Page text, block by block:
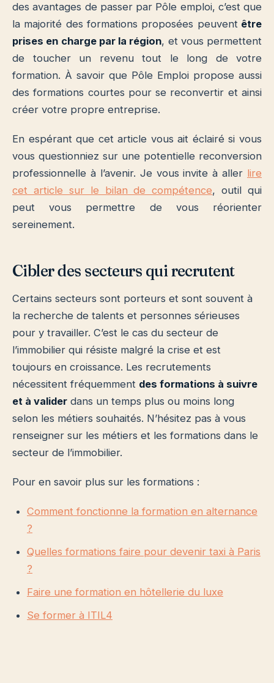
des avantages de passer par Pôle emploi, c’est que
la majorité des formations proposées peuventêtre
prises en charge par la région, et vous permettent
de toucher un revenu tout le long de votre
formation. À savoir que Pôle Emploi propose aussi
des formations courtes pour se reconvertir et ainsi
créer votre propre entreprise.
En espérant que cet article vous ait éclairé si vous
vous questionniez sur une potentielle reconversion
professionnelle à l’avenir. Je vous invite à aller lire
cet article sur le bilan de compétence, outil qui
peut vous permettre de vous réorienter
sereinement.
Cibler des secteurs qui recrutent
Certains secteurs sont porteurs et sont souvent à
la recherche de talents et personnes sérieuses
pour y travailler. C’est le cas du secteur de
l’immobilier qui résiste malgré la crise et est
toujours en croissance. Les recrutements
nécessitent fréquemment des formations à suivre
et à valider dans un temps plus ou moins long
selon les métiers souhaités. N’hésitez pas à vous
renseigner sur les métiers et les formations dans le
secteur de l’immobilier.
Pour en savoir plus sur les formations :
Comment fonctionne la formation en alternance
?
Quelles formations faire pour devenir taxi à Paris
?
Faire une formation en hôtellerie du luxe
Se former à ITIL4